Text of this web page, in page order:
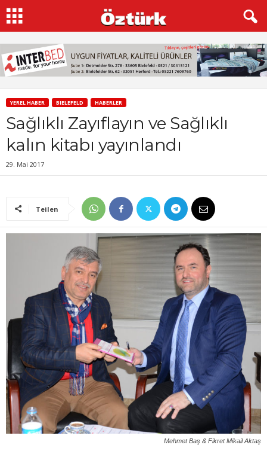
YEREL HABER BIELEFELD HABERLER
Sağlıklı Zayıflayın ve Sağlıklı
kalın kitabı yayınlandı
29. Mai 2017
Teilen
Mehmet Baş & Fikret Mikail Aktaş